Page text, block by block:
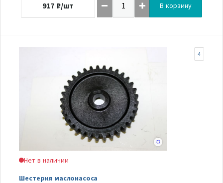
917 ₽/шт В корзину
Нет в наличии
Шестерня маслонасоса
4